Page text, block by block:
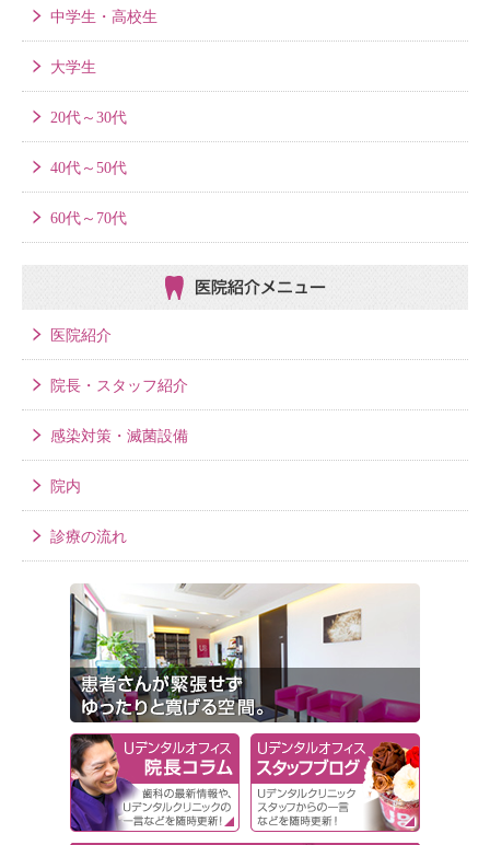
中学生・高校生
大学生
20代～30代
40代～50代
60代～70代
医院紹介メニュー
医院紹介
院長・スタッフ紹介
感染対策・滅菌設備
院内
診療の流れ